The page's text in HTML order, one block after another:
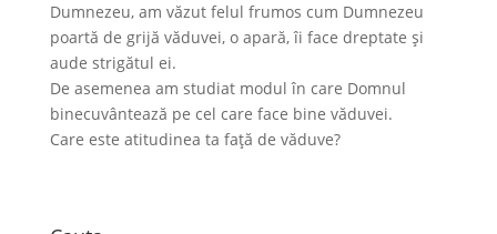
Dumnezeu, am văzut felul frumos cum Dumnezeu
poartă de grijă văduvei, o apară, îi face dreptate și
aude strigătul ei.
De asemenea am studiat modul în care Domnul
binecuvântează pe cel care face bine văduvei.
Care este atitudinea ta față de văduve?